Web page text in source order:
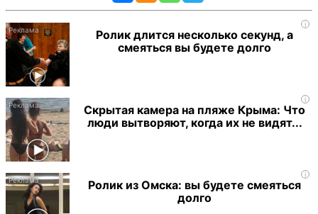
i
Ролик длится несколько секунд, а
смеяться вы будете долго
i
Скрытая камера на пляже Крыма: Что
люди вытворяют, когда их не видят...
i
Ролик из Омска: вы будете смеяться
долго